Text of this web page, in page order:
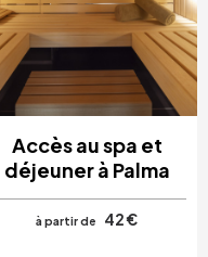
Accès au spa et
déjeuner à Palma
à partir de 42 €